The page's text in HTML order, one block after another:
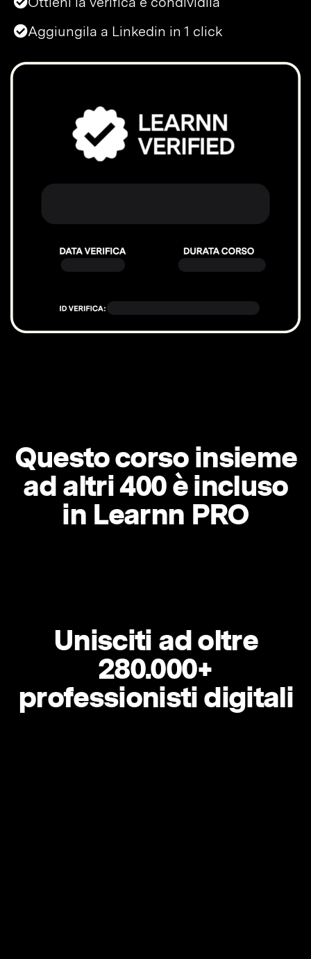
Aggiungila a Linkedin in 1 click
Questo corso insieme
ad altri 400 è incluso
in Learnn PRO
Unisciti ad oltre
280.000+
professionisti digitali